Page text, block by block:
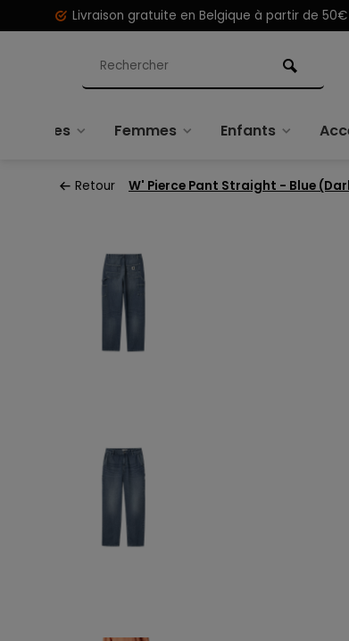
Livraison gratuite en Belgique à partir de 50€
Hommes Femmes Enfants
Retour W' Pierce Pant Straight - Blue